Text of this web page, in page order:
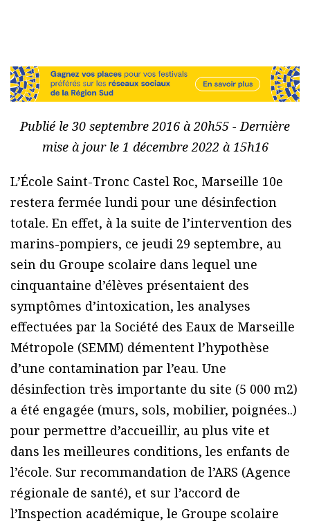
Publié le 30 septembre 2016 à 20h55 - Dernière
mise à jour le 1 décembre 2022 à 15h16
L’École Saint-Tronc Castel Roc, Marseille 10e
restera fermée lundi pour une désinfection
totale. En effet, à la suite de l’intervention des
marins-pompiers, ce jeudi 29 septembre, au
sein du Groupe scolaire dans lequel une
cinquantaine d’élèves présentaient des
symptômes d’intoxication, les analyses
effectuées par la Société des Eaux de Marseille
Métropole (SEMM) démentent l’hypothèse
d’une contamination par l’eau. Une
désinfection très importante du site (5 000 m2)
a été engagée (murs, sols, mobilier, poignées..)
pour permettre d’accueillir, au plus vite et
dans les meilleures conditions, les enfants de
l’école. Sur recommandation de l’ARS (Agence
régionale de santé), et sur l’accord de
l’Inspection académique, le Groupe scolaire